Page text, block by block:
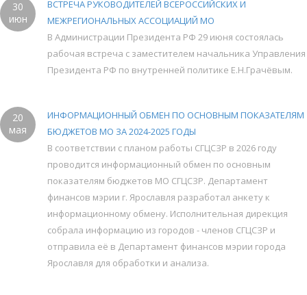
30
июн
ВСТРЕЧА РУКОВОДИТЕЛЕЙ ВСЕРОССИЙСКИХ И
МЕЖРЕГИОНАЛЬНЫХ АССОЦИАЦИЙ МО
В Администрации Президента РФ 29 июня состоялась
рабочая встреча с заместителем начальника Управления
Президента РФ по внутренней политике Е.Н.Грачёвым.
20
мая
ИНФОРМАЦИОННЫЙ ОБМЕН ПО ОСНОВНЫМ ПОКАЗАТЕЛЯМ
БЮДЖЕТОВ МО ЗА 2024-2025 ГОДЫ
В соответствии с планом работы СГЦСЗР в 2026 году
проводится информационный обмен по основным
показателям бюджетов МО СГЦСЗР. Департамент
финансов мэрии г. Ярославля разработал анкету к
информационному обмену. Исполнительная дирекция
собрала информацию из городов - членов СГЦСЗР и
отправила её в Департамент финансов мэрии города
Ярославля для обработки и анализа.